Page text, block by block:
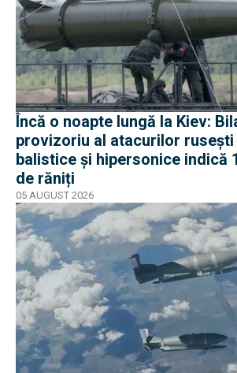
Încă o noapte lungă la Kiev:
provizoriu al atacurilor
balistice și hipersonice indică
de răniți
05 AUGUST 2026